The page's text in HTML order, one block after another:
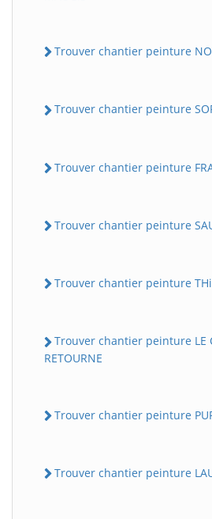
Trouver chantier peinture
Trouver chantier peinture
Trouver chantier peinture
Trouver chantier peinture
Trouver chantier peinture
Trouver chantier peinture LE
RETOURNE
Trouver chantier peinture
Trouver chantier peinture